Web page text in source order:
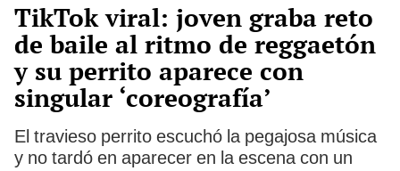
TikTok viral: joven graba reto
de baile al ritmo de reggaetón
y su perrito aparece con
singular ‘coreografía’
El travieso perrito escuchó la pegajosa música
y no tardó en aparecer en la escena con un